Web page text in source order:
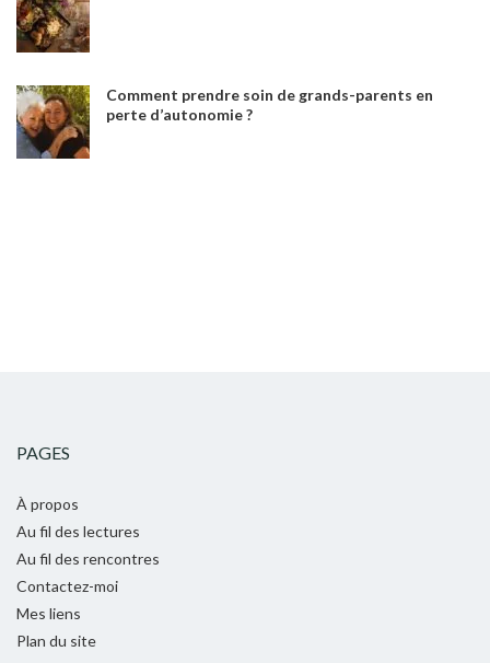
Comment prendre soin de grands-parents en
perte d’autonomie ?
PAGES
À propos
Au fil des lectures
Au fil des rencontres
Contactez-moi
Mes liens
Plan du site